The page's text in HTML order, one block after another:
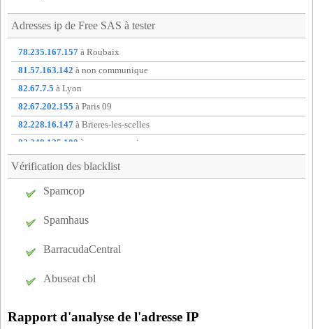
avi93- Le Bourget (12 km)
bar75- Paris 15 (3 km)
bas75- Paris 16 (5 km)
bau91 - Massy (13 km)
bdv75 - Paris 03 (2 km)
bdy93 - Bondy (12 km)
bea75- Paris 08 (4 km)
bgl93- Bagnolet (6 km)
bgn92- Boulogne-billancourt (7 km)
blm93
- Le Blanc-mesnil (12 km)
bny92
bny93
- Bobigny (10 km)
bos94
- Creteil (11 km)
bre75- Paris 12 (3 km)
Adresses ip de Free SAS à tester
78.235.167.157 à Roubaix
81.57.163.142 à non communique
82.67.7.5 à Lyon
82.67.202.155 à Paris 09
82.228.16.147 à Brieres-les-scelles
82.248.125.100 à non communique
88.161.212.81
à Saint-laurent-du-var
88.172.165.150à Mulhouse
88.175.90.122à La Grande-Motte
194.149.162.97
Vérification des blacklist
Spamcop
Spamhaus
BarracudaCentral
Abuseat cbl
Rapport d'analyse de l'adresse IP